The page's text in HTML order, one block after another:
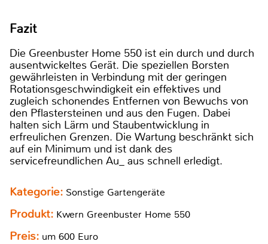
Fazit
Die Greenbuster Home 550 ist ein durch und durch
ausentwickeltes Gerät. Die speziellen Borsten
gewährleisten in Verbindung mit der geringen
Rotationsgeschwindigkeit ein effektives und
zugleich schonendes Entfernen von Bewuchs von
den Pflastersteinen und aus den Fugen. Dabei
halten sich Lärm und Staubentwicklung in
erfreulichen Grenzen. Die Wartung beschränkt sich
auf ein Minimum und ist dank des
servicefreundlichen Au_ aus schnell erledigt.
Kategorie: Sonstige Gartengeräte
Produkt: Kwern Greenbuster Home 550
Preis: um 600 Euro